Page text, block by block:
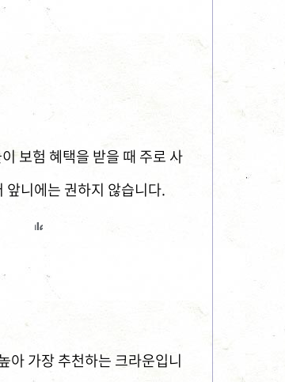
보험 혜택을 받을 때 주로 사
니에는 권하지 않습니다.
아 가장 추천하는 크라운입니